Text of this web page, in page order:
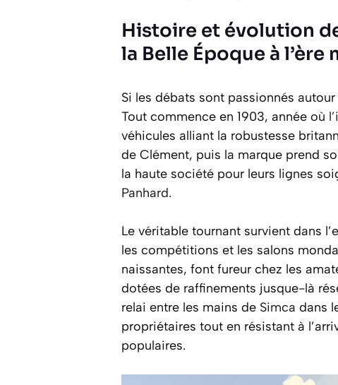
Histoire et évolution
la Belle Époque à l’ère
Si les débats sont passionnés
Tout commence en 1903, année où
véhicules alliant la robustesse
de Clément, puis la marque prend
la haute société pour leurs lignes
Panhard.
Le véritable tournant survient dans
les compétitions et les salons
naissantes, font fureur chez les
dotées de raffinements jusque-là
relai entre les mains de Simca dans
propriétaires tout en résistant à
populaires.